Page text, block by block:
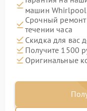
машин
Срочный
течении часа
Скидка для вас
Получите 1500
Оригинальные